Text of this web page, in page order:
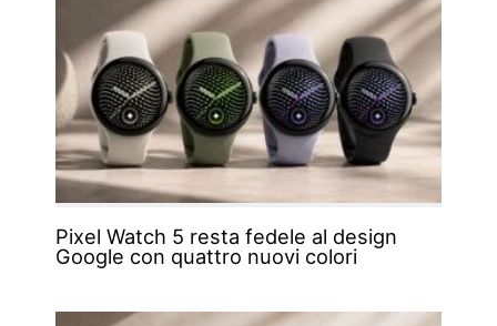
Pixel Watch 5 resta fedele al design
Google con quattro nuovi colori